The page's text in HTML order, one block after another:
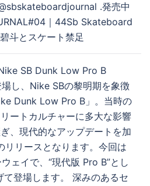
生
す
る
.発売中️
｜44Sb Skateboard
斗とスケート禁足
SB Dunk Low Pro B
し、Nike SBの黎明期を象徴
Dunk Low Pro B」。当時の
ートカルチャーに多大な影響
、現代的なアップデートを加
リリースとなります。今回は
ェイで、“現代版 Pro B”とし
て登場します。 深みのあるセ